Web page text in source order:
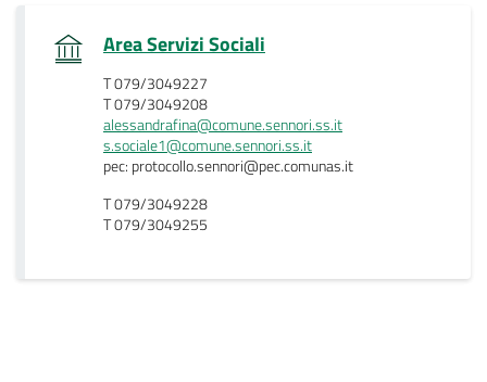
Area Servizi Sociali
T 079/3049227
T 079/3049208
alessandrafina@comune.sennori.ss.it
s.sociale1@comune.sennori.ss.it
pec: protocollo.sennori@pec.comunas.it
T 079/3049228
T 079/3049255